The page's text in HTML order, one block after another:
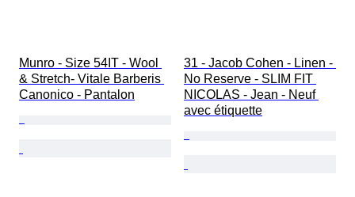
Munro - Size 54IT - Wool
& Stretch- Vitale Barberis
Canonico - Pantalon
31 - Jacob Cohen - Linen -
No Reserve - SLIM FIT
NICOLAS - Jean - Neuf
avec étiquette